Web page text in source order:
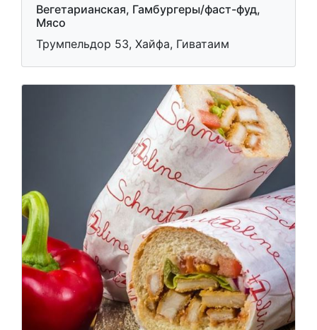
Вегетарианская, Гамбургеры/фаст-фуд,
Мясо
Трумпельдор 53, Хайфа, Гиватаим